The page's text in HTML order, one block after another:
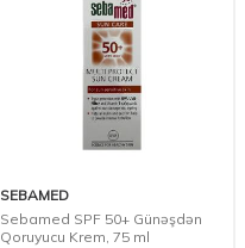
SEBAMED
Sebamed SPF 50+ Günəşdən
Qoruyucu Krem, 75 ml